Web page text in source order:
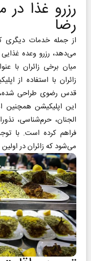
رزرو غذا در
رضا
از جمله خدمات دیگری
می‌دهد، رزرو وعده‌
میان برخی زائران با
زائران با استفاده از
قدس رضوی طراحی شده،
این اپلیکیشن همچنین
الجنان، حرم‌شناسی،
فراهم کرده است. با
می‌شود که زائران در